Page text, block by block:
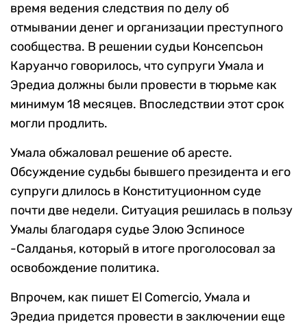
время ведения следствия по делу об
отмывании денег и организации преступного
сообщества. В решении судьи Консепсьон
Каруанчо говорилось, что супруги Умала и
Эредиа должны были провести в тюрьме как
минимум 18 месяцев. Впоследствии этот срок
могли продлить.
Умала обжаловал решение об аресте.
Обсуждение судьбы бывшего президента и его
супруги длилось в Конституционном суде
почти две недели. Ситуация решилась в пользу
Умалы благодаря судье Элою Эспиносе
-Салданья, который в итоге проголосовал за
освобождение политика.
Впрочем, как пишет El Comercio, Умала и
Эредиа придется провести в заключении еще